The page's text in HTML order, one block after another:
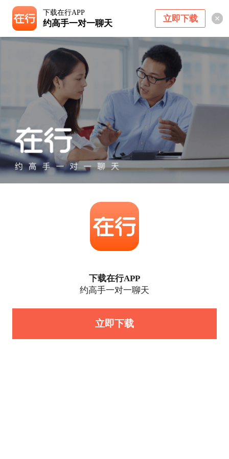
下载在行APP
约高手一对一聊天 立即下载
下载在行APP
约高手一对一聊天
立即下载